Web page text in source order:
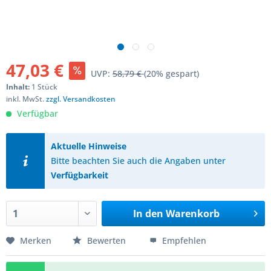
47,03 € UVP: 58,79 €(20% gespart)
Inhalt: 1 Stück
inkl. MwSt.zzgl. Versandkosten
Verfügbar
Aktuelle Hinweise
Bitte beachten Sie auch die Angaben unter
Verfügbarkeit
In den Warenkorb
Merken Bewerten Empfehlen